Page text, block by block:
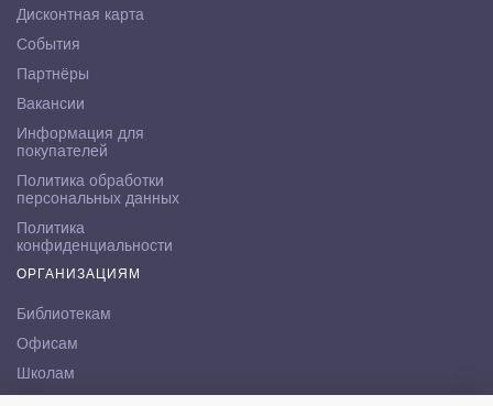
Дисконтная карта
События
Партнёры
Вакансии
Информация для
покупателей
Политика обработки
персональных данных
Политика
конфиденциальности
ОРГАНИЗАЦИЯМ
Библиотекам
Офисам
Школам